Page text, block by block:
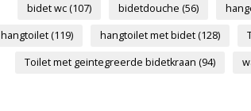
bidet wc(107) bidetdouche (56)
hangtoilet(119) hangtoilet met bidet(128)
Toilet met geintegreerde bidetkraan (94)